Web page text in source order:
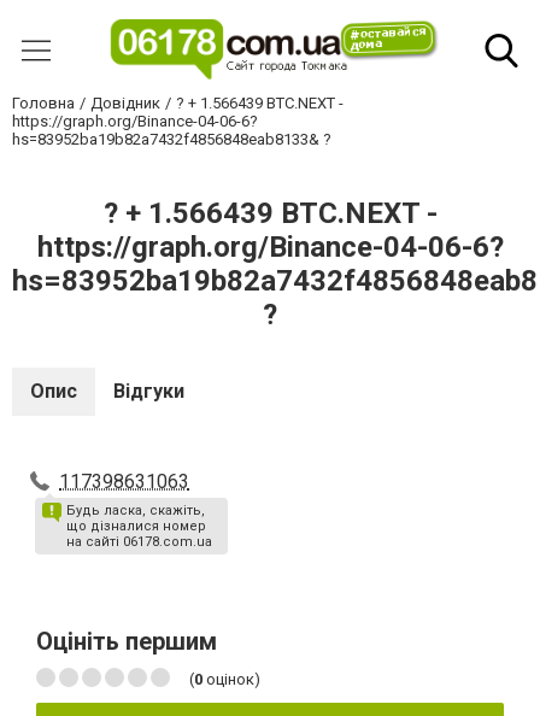
Головна Довідник
? + 1.566439 BTC.NEXT -
https://graph.org/Binance-04-06-6?
hs=83952ba19b82a7432f4856848eab8133& ?
? + 1.566439 BTC.NEXT -
https://graph.org/Binance-04-06-6?
?
Опис Відгуки
117398631063
Будь ласка, скажіть,
що дізналися номер
на сайті 06178.com.ua
Оцініть першим
(0 оцінок)